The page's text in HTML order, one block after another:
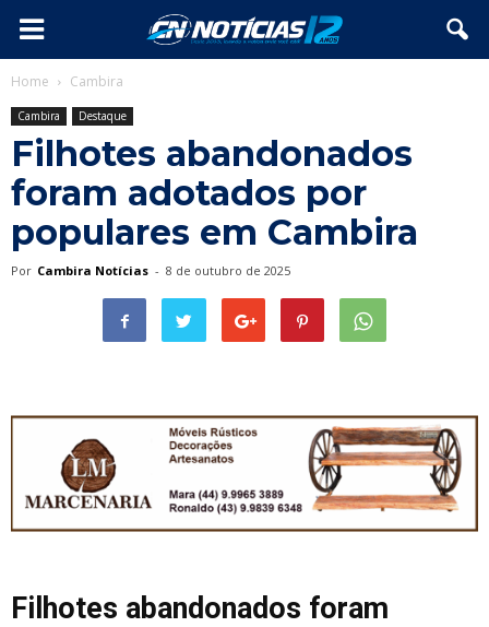
Home Cambira
Cambira Destaque
Filhotes abandonados
foram adotados por
populares em Cambira
Por Cambira Notícias - 8 de outubro de 2025
Filhotes abandonados foram